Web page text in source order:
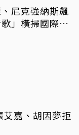
、尼克強納斯飆
」橫掃國際大
艾嘉、胡因夢拒